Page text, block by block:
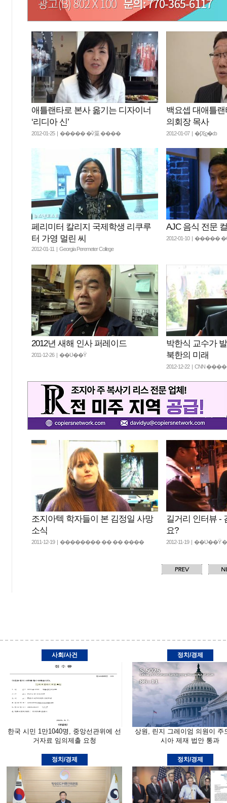
애틀랜타로 본사 옮기는 디자이너
‘리디아 신’
2012-01-25 | ����� �ѷ罺 ����
백요셉 대애틀
의회장 목사
2012-01-07 | �Ƿξϱ�ȸ
페리미터 칼리지 국제학생 리쿠루
터 가영 멀린 씨
2012-01-11 | Georgia Peremeter College
AJC 음식 전문
2012-01-10 |
2012년 새해 인사 퍼레이드
2011-12-26 | ��Ʋ��Ÿ
박한식 교수가
북한의 미래
2012-12-22 | CNN ����
조지아텍 학자들이 본 김정일 사망
소식
2011-12-19 | �������� �� �� ����
길거리 인터뷰 -
요?
사회/사건
한국 시민 1만1040명, 중앙선관위에 선
거자료 임의제출 요청
정치/경제
상원, 린지 그레이엄 의원이 주
시아 제재 법안 통과
정치/경제 정치/경제